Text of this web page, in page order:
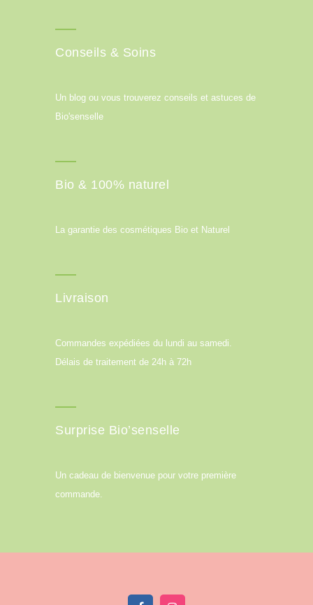
Conseils & Soins
Un blog ou vous trouverez conseils et astuces de
Bio'senselle
Bio & 100% naturel
La garantie des cosmétiques Bio et Naturel
Livraison
Commandes expédiées du lundi au samedi.
Délais de traitement de 24h à 72h
Surprise Bio’senselle
Un cadeau de bienvenue pour votre première
commande.